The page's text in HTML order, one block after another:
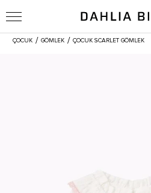
ÇOCUK / GÖMLEK / ÇOCUK SCARLET GÖMLEK